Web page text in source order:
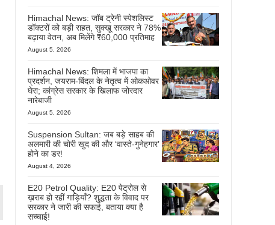
Himachal News: जॉब ट्रेनी स्पेशलिस्ट
डॉक्टरों को बड़ी राहत, सुक्खू सरकार ने 78%
बढ़ाया वेतन, अब मिलेंगे ₹60,000 प्रतिमाह
August 5, 2026
Himachal News: शिमला में भाजपा का
प्रदर्शन, जयराम-बिंदल के नेतृत्व में ओकओवर
घेरा; कांग्रेस सरकार के खिलाफ जोरदार
नारेबाजी
August 5, 2026
Suspension Sultan: जब बड़े साहब की
अलमारी की चोरी खुद की और ‘वास्ते-गुनेहगार’
होने का डर!
August 4, 2026
E20 Petrol Quality: E20 पेट्रोल से
ख़राब हो रहीं गाड़ियाँ? शुद्धता के विवाद पर
सरकार ने जारी की सफाई, बताया क्या है
सच्चाई!